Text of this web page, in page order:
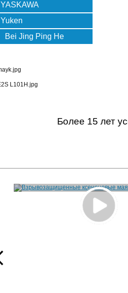
YASKAWA
Yuken
Bei Jing Ping He
Более 15 лет